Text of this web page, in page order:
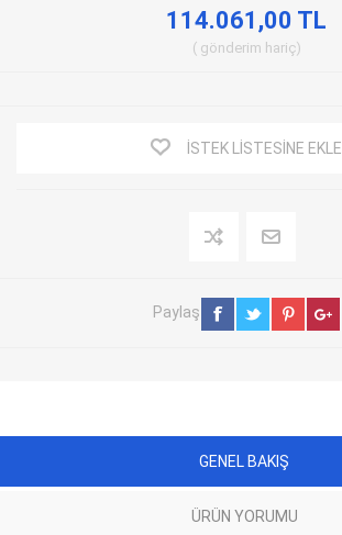
114.061,00 TL
gönderim hariç
İSTEK LISTESINE EKLE
Paylaş
GENEL BAKIŞ
ÜRÜN YORUMU